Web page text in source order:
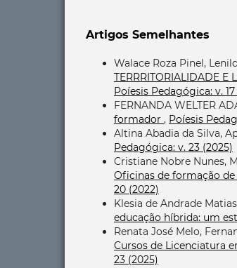
Artigos Semelhantes
Walace Roza Pinel,
TERRRITORIALIDADE E
Poíesis Pedagógica: v.
FERNANDA WELTER
formador , Poíesis
Altina Abadia da Silva,
Pedagógica: v. 23 (2025)
Cristiane Nobre Nunes,
Oficinas de formação
20 (2022)
Klesia de Andrade
educação híbrida: um
Renata José Melo,
Cursos de Licenciatura
23 (2025)